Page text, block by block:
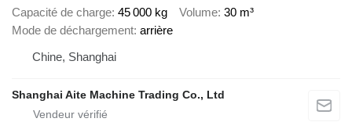
Capacité de charge 45 000 kg Volume 30 m³
Mode de déchargement arrière
Chine, Shanghai
Shanghai Aite Machine Trading Co., Ltd